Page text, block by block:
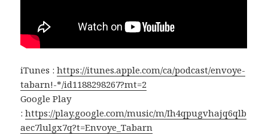
iTunes :https://itunes.apple.com/ca/podcast/envoye-
tabarn!-*/id1188298267?mt=2
Google Play
:https://play.google.com/music/m/Ih4qpugvhajq6qlb
aec7lulgx7q?t=Envoye_Tabarn